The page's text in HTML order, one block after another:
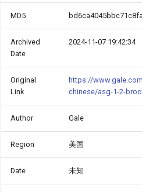
MD5
Archived
Date
2024-11-07 19:42:34
Original
Link
https://
chinese/asg-1-2-
Author Gale
Region 美国
Date 未知